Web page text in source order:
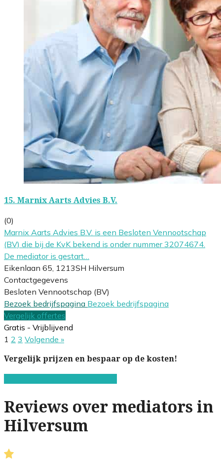
15. Marnix Aarts Advies B.V.
(0)
Marnix Aarts Advies B.V. is een Besloten Vennootschap
(BV) die bij de KvK bekend is onder nummer 32074674.
De mediator is gestart…
Eikenlaan 65, 1213SH Hilversum
Contactgegevens
Besloten Vennootschap (BV)
Bezoek bedrijfspagina Bezoek bedrijfspagina
Vergelijk offertes
Gratis - Vrijblijvend
1 2 3 Volgende »
Vergelijk prijzen en bespaar op de kosten!
Reviews over mediators in
Hilversum